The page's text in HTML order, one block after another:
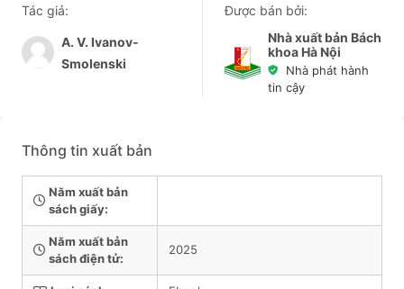
Tác giả:
A. V. Ivanov-
Smolenski
Được bán bởi:
Nhà xuất bản Bách
khoa Hà Nội
Nhà phát hành
tin cậy
Thông tin xuất bản
Năm xuất bản
sách giấy:
Năm xuất bản
sách điện tử:
2025